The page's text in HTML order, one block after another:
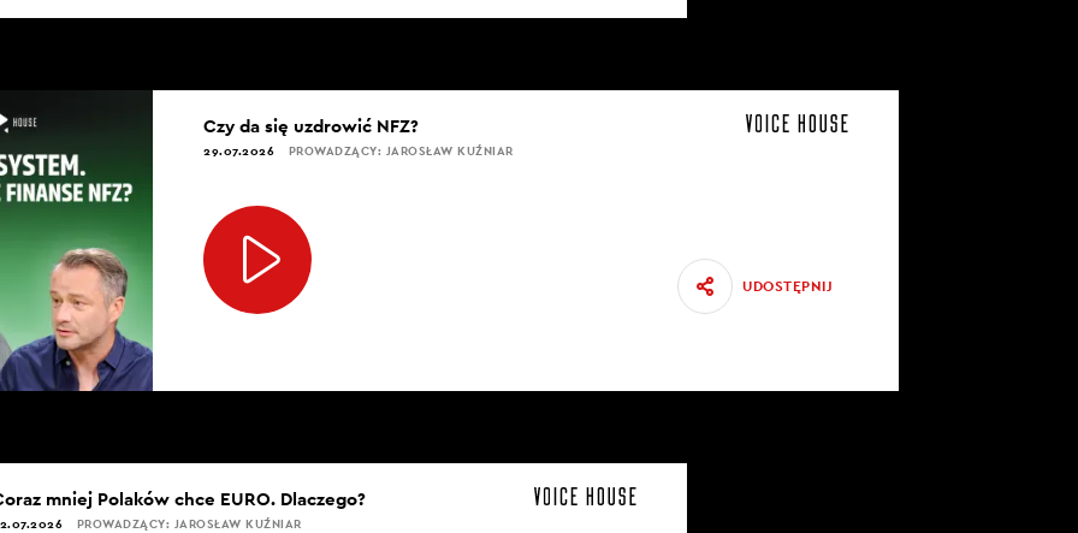
Czy da się uzdrowić NFZ?
29.07.2026 PROWADZĄCY: JAROSŁAW KUŹNIAR
UDOSTĘPNIJ
mniej Polaków chce EURO. Dlaczego?
PROWADZĄCY: JAROSŁAW KUŹNIAR